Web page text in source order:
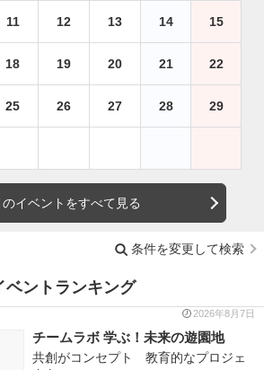
11 12 13 14 15
18 19 20 21 22
25 26 27 28 29
のイベントをすべて見る
条件を変更して検索
ベントランキング
2026年8月7日
チームラボ 学ぶ！未来の遊園地
共創がコンセプト 教育的なプロジェ